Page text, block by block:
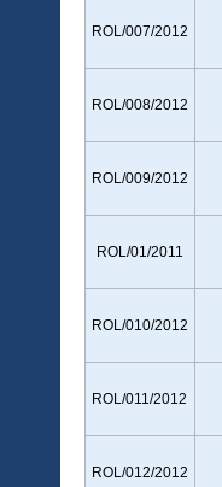
ROL/007/2012
ROL/008/2012
ROL/009/2012
ROL/01/2011
ROL/010/2012
ROL/011/2012
ROL/012/2012